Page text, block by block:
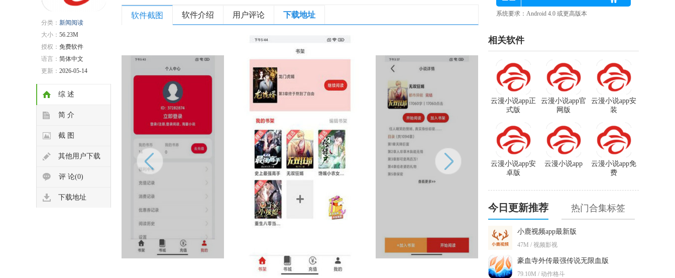
分类： 新闻阅读
大小： 56.23M
授权： 免费软件
语言： 简体中文
更新： 2026-05-14
综 述
简 介
截 图
其他用户下载
评 论(0)
下载地址
软件截图 软件介绍 用户评论 下载地址 系统要求：Android 4.0 或更高版本
相关软件
云漫小说app安
装
云漫小说app官
网版
云漫小说app正
式版
云漫小说app免
费
云漫小说app
云漫小说app安
卓版
今日更新推荐 热门合集标签
小鹿视频app最新版
47M / 视频影视
豪血寺外传最强传说无限血版
79.10M / 动作格斗